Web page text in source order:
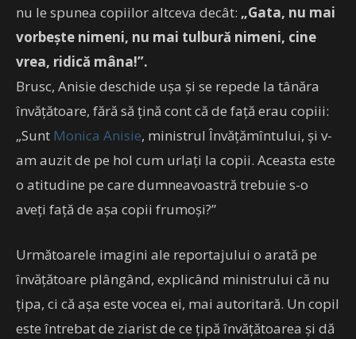
nu le spunea copiilor altceva decât: „Gata, nu mai
vorbeşte nimeni, nu mai tulbură nimeni, cine
vrea, ridică mâna!”.
Brusc, Anisie deschide uşa şi se repede la tânăra
învăţătoare, fără să ţină cont că de faţă erau copiii:
„Sunt Monica Anisie, ministrul Învăţămîntului, şi v-
am auzit de pe hol cum urlaţi la copii. Aceasta este
o atitudine pe care dumneavoastră trebuie s-o
aveţi faţă de aşa copii frumoşi?”
Următoarele imagini ale reportajului o arată pe
învăţătoare plângând, explicând ministrului că nu
ţipa, ci că aşa este vocea ei, mai autoritară. Un copil
este întrebat de ziarist de ce ţipă învăţătoarea și dă